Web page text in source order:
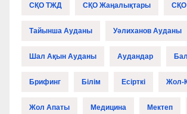
СҚО ТЖД СҚО Жаңалықтары СҚО
Тайынша Ауданы Уәлиханов Ауданы
Шал Ақын Ауданы Аудандар
Брифинг Білім Есірткі Жол-
Жол Апаты Медицина Мектеп